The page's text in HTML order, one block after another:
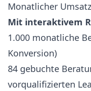
Monatlicher
Mit interaktivem
1.000 monatliche
Konversion)
84 gebuchte
vorqualifizierten